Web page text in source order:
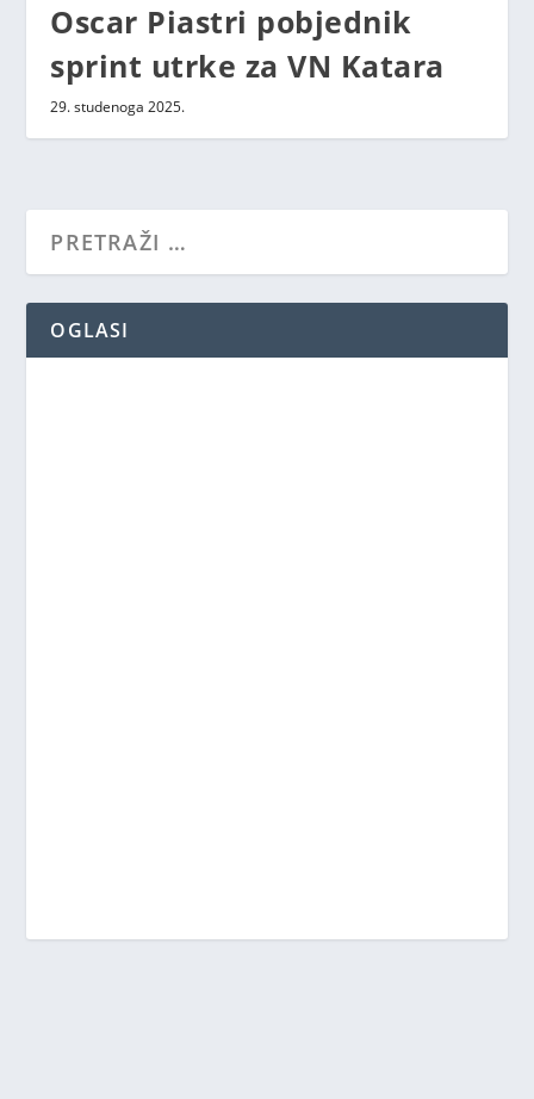
Oscar Piastri pobjednik
sprint utrke za VN Katara
29. studenoga 2025.
OGLASI